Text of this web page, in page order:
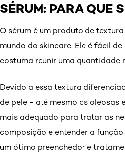
SÉRUM: PARA QUE
O sérum é um produto de
mundo do skincare. Ele é fácil
costuma reunir uma quantidade
Devido a essa textura
de pele - até mesmo as oleosas
mais adequado para tratar as
composição e entender a
um ótimo preenchedor e